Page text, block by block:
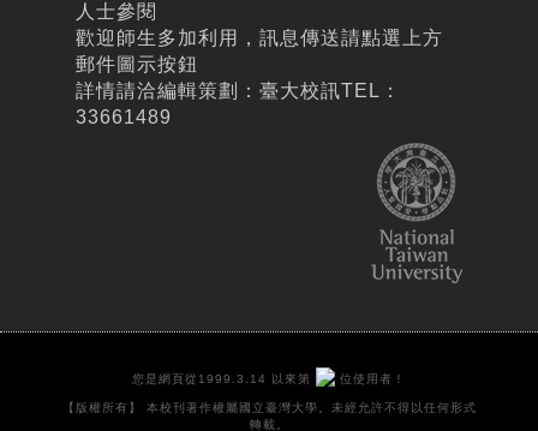
人士參閱
歡迎師生多加利用，訊息傳送請點選上方
郵件圖示按鈕
詳情請洽編輯策劃：臺大校訊TEL：
33661489
您是網頁從1999.3.14 以來第 位使用者！
【版權所有】 本校刊著作權屬國立臺灣大學。未經允許不得以任何形式
轉載。